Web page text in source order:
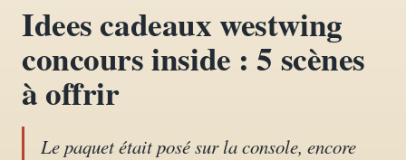
Escapades en France
Provence, Paris, Marseille…
Looks, dressing, inspirations
Idees cadeaux westwing
concours inside : 5 scènes
à offrir
Le paquet était posé sur la console, encore